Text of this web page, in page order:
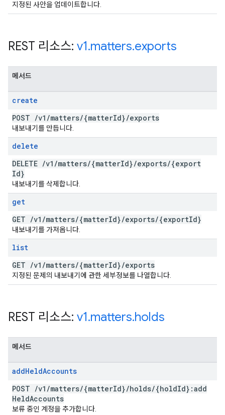
지정된 사안을 업데이트합니다.
REST 리소스: v1.matters.exports
메서드
create
POST /v1 /matters/{matterId}/exports
내보내기를 만듭니다.
delete
DELETE /v1 /matters/{matterId}/exports/{export
Id}
내보내기를 삭제합니다.
get
GET /v1 /matters/{matterId}/exports/{exportId}
내보내기를 가져옵니다.
list
GET /v1 /matters/{matterId}/exports
지정된 문제의 내보내기에 관한 세부정보를 나열합니다.
REST 리소스: v1.matters.holds
메서드
addHeldAccounts
POST /v1 /matters/{matterId}/holds/{holdId}:add
HeldAccounts
보류 중인 계정을 추가합니다.